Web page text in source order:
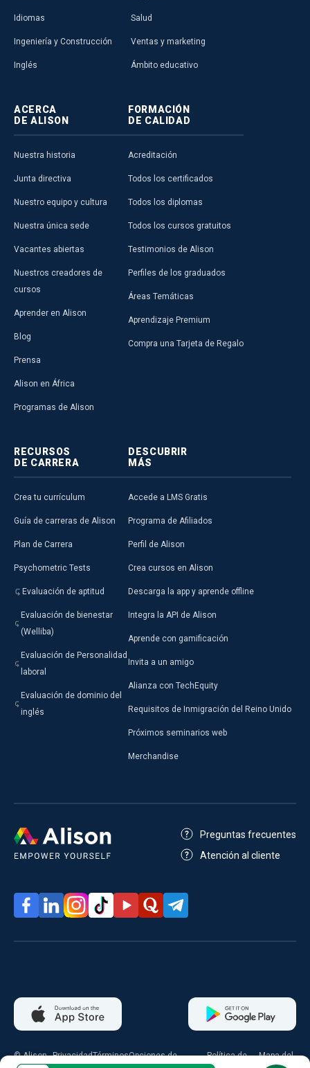
Idiomas
Ingeniería y Construcción
Inglés
Salud
Ventas y marketing
Ámbito educativo
ACERCA
DE ALISON
Nuestra historia
Junta directiva
Nuestro equipo y cultura
Nuestra única sede
Vacantes abiertas
Nuestros creadores de
cursos
Aprender en Alison
Blog
Prensa
Alison en África
Programas de Alison
FORMACIÓN
DE CALIDAD
Acreditación
Todos los certificados
Todos los diplomas
Todos los cursos gratuitos
Testimonios de Alison
Perfiles de los graduados
Áreas Temáticas
Aprendizaje Premium
Compra una Tarjeta de Regalo
RECURSOS
DE CARRERA
Crea tu currículum
Guía de carreras de Alison
Plan de Carrera
Psychometric Tests
Evaluación de aptitud
Evaluación de bienestar
(Welliba)
Evaluación de Personalidad
laboral
Evaluación de dominio del
inglés
DESCUBRIR
MÁS
Accede a LMS Gratis
Programa de Afiliados
Perfil de Alison
Crea cursos en Alison
Descarga la app y aprende offline
Integra la API de Alison
Aprende con gamificación
Invita a un amigo
Alianza con TechEquity
Requisitos de Inmigración del Reino Unido
Próximos seminarios web
Merchandise
Preguntas frecuentes
Atención al cliente
© Alison PrivacidadTérminosOpciones de
Política de
Mapa del